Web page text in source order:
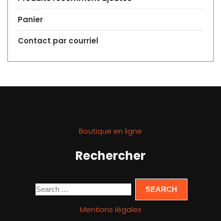
Panier
Contact par courriel
Boutique en ligne
Rechercher
Mentions légales